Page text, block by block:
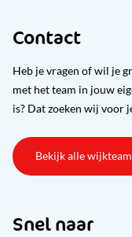
Contact
Heb je vragen of wil je
met het team in jouw
is? Dat zoeken wij voor
Bekijk alle
Snel naar